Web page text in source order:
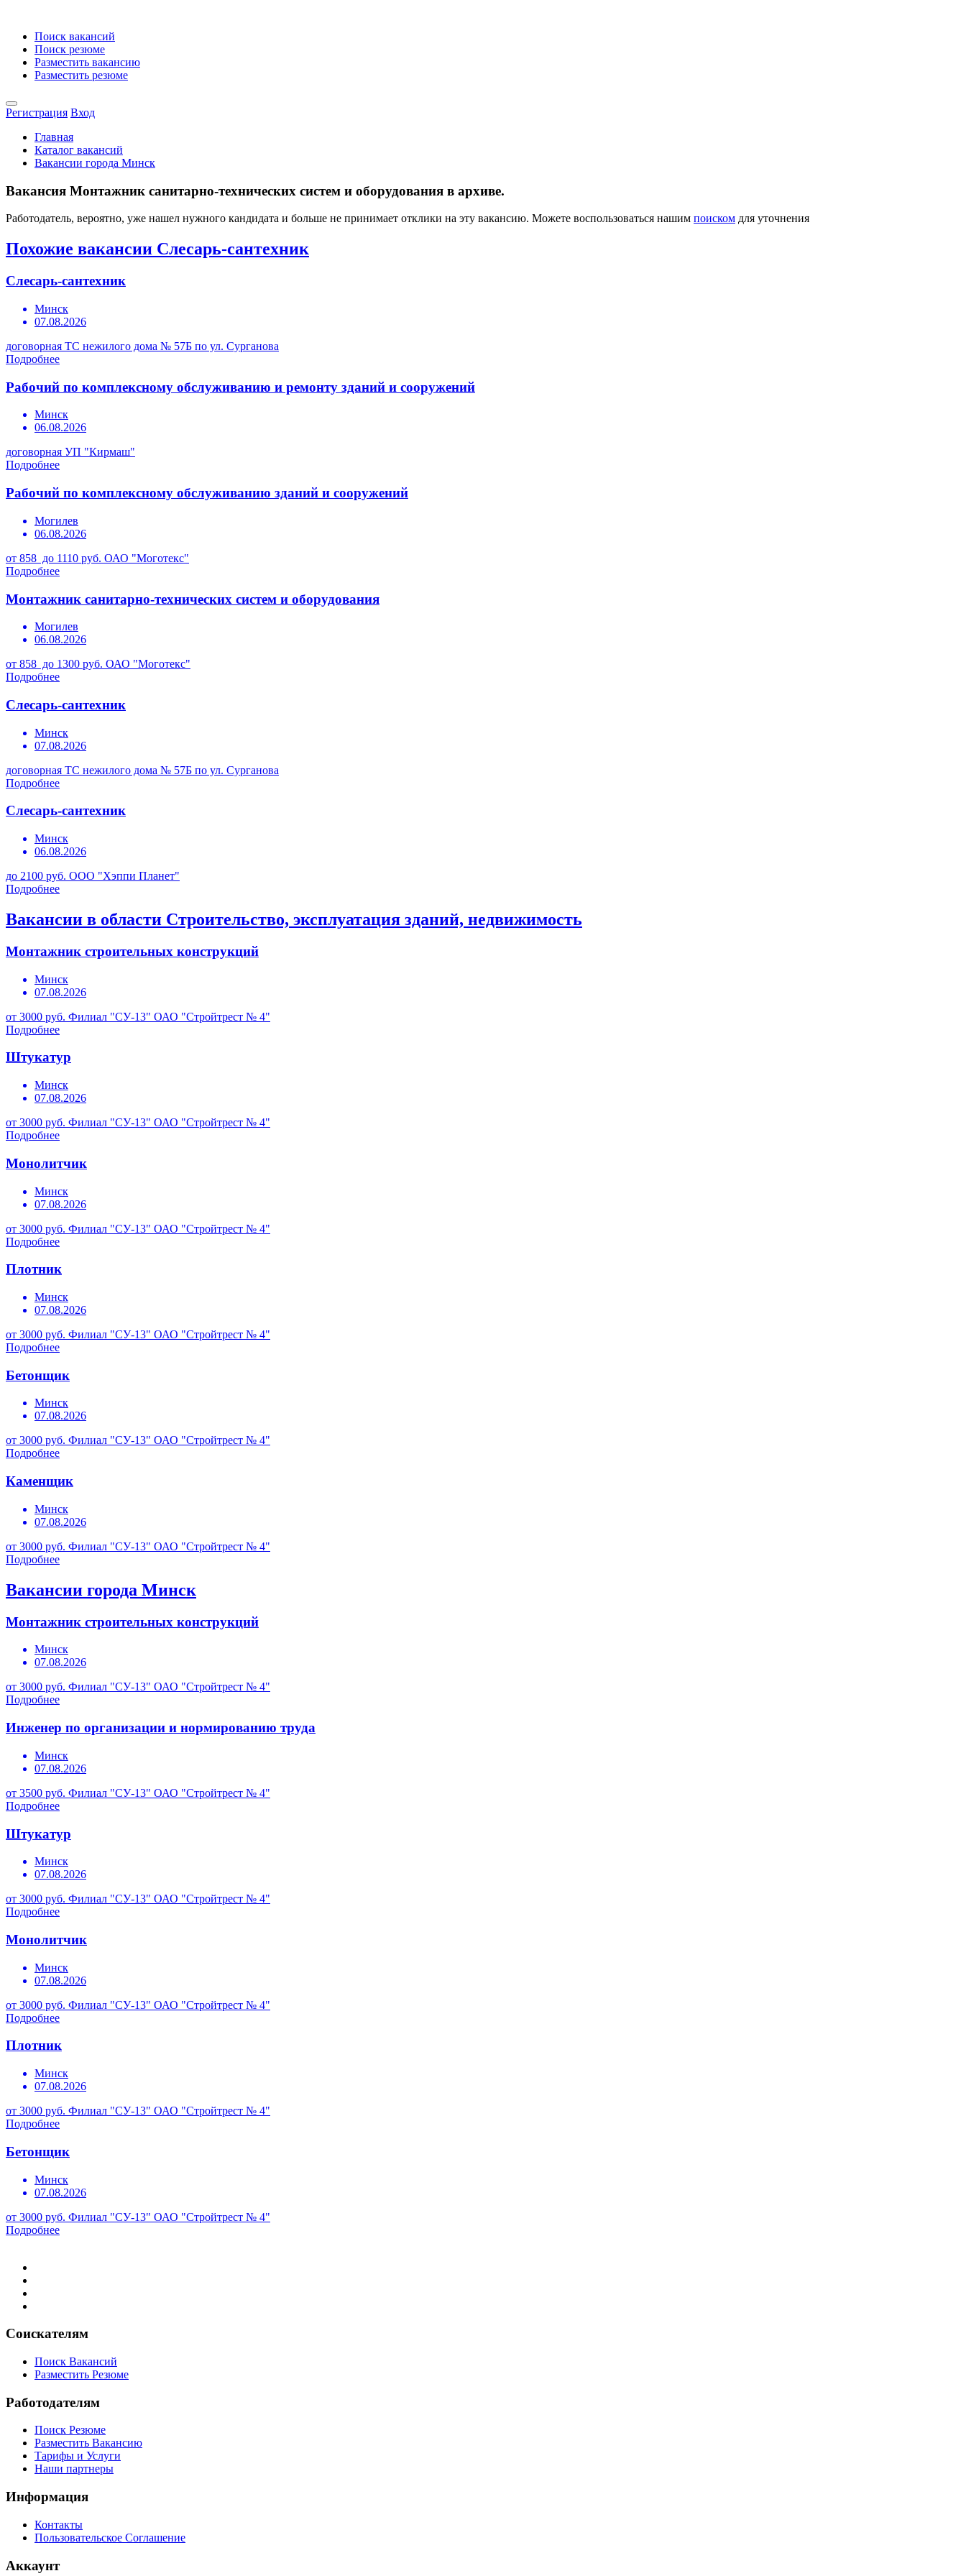
Поиск вакансий
Поиск резюме
Разместить вакансию
Разместить резюме
Регистрация Вход
Главная
Каталог вакансий
Вакансии города Минск
Вакансия Монтажник санитарно-технических систем и оборудования в архиве.
Работодатель, вероятно, уже нашел нужного кандидата и больше не принимает отклики на эту вакансию. Можете воспользоваться нашим поиском для уточнения
Похожие вакансии Слесарь-сантехник
Слесарь-сантехник
Минск
07.08.2026
договорная ТС нежилого дома № 57Б по ул. Сурганова
Подробнее
Рабочий по комплексному обслуживанию и ремонту зданий и сооружений
Минск
06.08.2026
договорная УП "Кирмаш"
Подробнее
Рабочий по комплексному обслуживанию зданий и сооружений
Могилев
06.08.2026
от 858 до 1110 руб. ОАО "Моготекс"
Подробнее
Монтажник санитарно-технических систем и оборудования
Могилев
06.08.2026
от 858 до 1300 руб. ОАО "Моготекс"
Подробнее
Слесарь-сантехник
Минск
07.08.2026
договорная ТС нежилого дома № 57Б по ул. Сурганова
Подробнее
Слесарь-сантехник
Минск
06.08.2026
до 2100 руб. ООО "Хэппи Планет"
Подробнее
Вакансии в области Строительство, эксплуатация зданий, недвижимость
Монтажник строительных конструкций
Минск
07.08.2026
от 3000 руб. Филиал "СУ-13" ОАО "Стройтрест № 4"
Подробнее
Штукатур
Минск
07.08.2026
от 3000 руб. Филиал "СУ-13" ОАО "Стройтрест № 4"
Подробнее
Монолитчик
Минск
07.08.2026
от 3000 руб. Филиал "СУ-13" ОАО "Стройтрест № 4"
Подробнее
Плотник
Минск
07.08.2026
от 3000 руб. Филиал "СУ-13" ОАО "Стройтрест № 4"
Подробнее
Бетонщик
Минск
07.08.2026
от 3000 руб. Филиал "СУ-13" ОАО "Стройтрест № 4"
Подробнее
Каменщик
Минск
07.08.2026
от 3000 руб. Филиал "СУ-13" ОАО "Стройтрест № 4"
Подробнее
Вакансии города Минск
Монтажник строительных конструкций
Минск
07.08.2026
от 3000 руб. Филиал "СУ-13" ОАО "Стройтрест № 4"
Подробнее
Инженер по организации и нормированию труда
Минск
07.08.2026
от 3500 руб. Филиал "СУ-13" ОАО "Стройтрест № 4"
Подробнее
Штукатур
Минск
07.08.2026
от 3000 руб. Филиал "СУ-13" ОАО "Стройтрест № 4"
Подробнее
Монолитчик
Минск
07.08.2026
от 3000 руб. Филиал "СУ-13" ОАО "Стройтрест № 4"
Подробнее
Плотник
Минск
07.08.2026
от 3000 руб. Филиал "СУ-13" ОАО "Стройтрест № 4"
Подробнее
Бетонщик
Минск
07.08.2026
от 3000 руб. Филиал "СУ-13" ОАО "Стройтрест № 4"
Подробнее
Соискателям
Поиск Вакансий
Разместить Резюме
Работодателям
Поиск Резюме
Разместить Вакансию
Тарифы и Услуги
Наши партнеры
Информация
Контакты
Пользовательское Соглашение
Аккаунт